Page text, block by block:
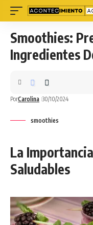
Smoothies:
Ingredientes
PorCarolina 30/10/2024
smoothies
La
Saludables